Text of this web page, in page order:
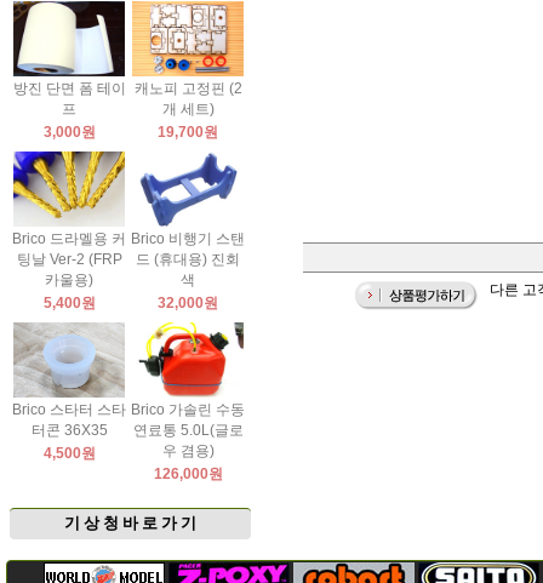
방진 단면 폼 테이
프
3,000원
캐노피 고정핀 (2
개 세트)
19,700원
Brico 드라멜용 커
팅날 Ver-2 (FRP
카울용)
5,400원
Brico 비행기 스탠
드 (휴대용) 진회
색
32,000원
Brico 스타터 스타
터콘 36X35
4,500원
Brico 가솔린 수동
연료통 5.0L(글로
우 겸용)
126,000원
기 상 청 바 로 가 기
다른 고